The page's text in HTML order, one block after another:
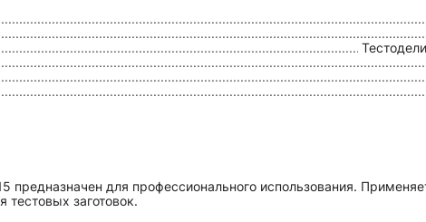
предназначен для профессионального использования.
тестовых заготовок.